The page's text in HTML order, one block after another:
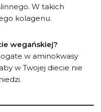
W takich
kolagenu.
wegańskiej?
w aminokwasy
w Twojej diecie nie